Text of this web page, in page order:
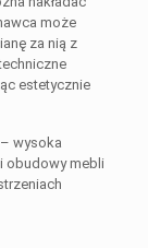
może
za nią z
estetycznie
wysoka
obudowy mebli